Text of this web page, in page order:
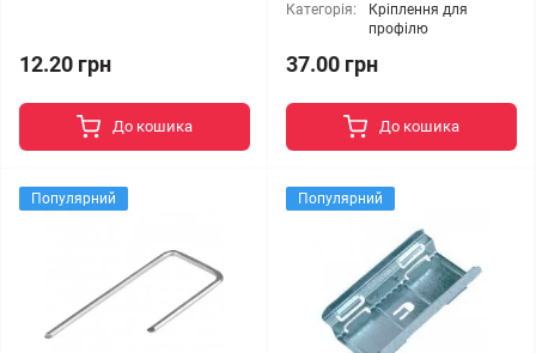
12.20 грн
До кошика
Категорія:
Кріплення для
профілю
37.00 грн
До кошика
Популярний Популярний